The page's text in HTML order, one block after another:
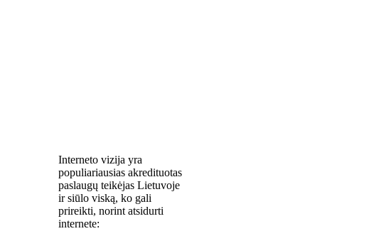
Interneto vizija yra
populiariausias akredituotas
paslaugų teikėjas Lietuvoje
ir siūlo viską, ko gali
prireikti, norint atsidurti
internete: